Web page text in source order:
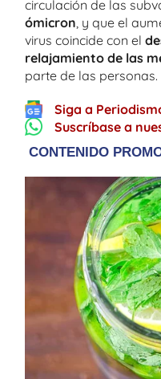
circulación de las
ómicron , y que el
virus coincide con el
relajamiento de las
parte de las personas.
Siga a
Suscríbase a